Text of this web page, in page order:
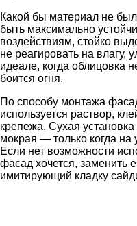
Какой бы материал не
быть максимально
воздействиям, стойко
не реагировать на влагу,
идеале, когда облицовка
боится огня.
По способу монтажа
используется раствор,
крепежа. Сухая
мокрая — только когда на
Если нет возможности
фасад хочется, заменить
имитирующий кладку